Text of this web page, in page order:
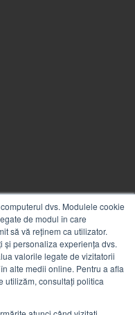
dvs. Modulele cookie
de modul în care
să vă reținem ca utilizator.
și personaliza experiența dvs.
valorile legate de vizitatorii
alte medii online. Pentru a afla
utilizăm, consultați politica
pentru Companii
Agreement